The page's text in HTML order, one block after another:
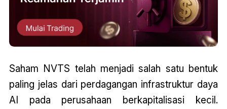
Saham NVTS telah menjadi salah satu bentuk
paling jelas dari perdagangan infrastruktur daya
AI pada perusahaan berkapitalisasi kecil.